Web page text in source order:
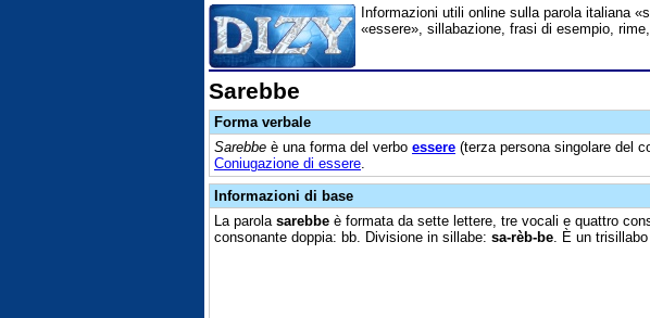
Informazioni utili online sulla parola italiana
«essere», sillabazione, frasi di esempio,
Sarebbe
Forma verbale
Sarebbe è una forma del verbo essere (terza persona singolare del
Coniugazione di essere
Informazioni di base
La parola sarebbe è formata da sette lettere, tre vocali e quattro
consonante doppia: bb. Divisione in sillabe: sa-rèb-be . È un